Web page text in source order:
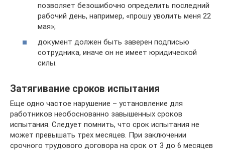
позволяет безошибочно определить последний
рабочий день, например, «прошу уволить меня 22
мая»;
документ должен быть заверен подписью
сотрудника, иначе он не имеет юридической
силы.
Затягивание сроков испытания
Еще одно частое нарушение – установление для
работников необоснованно завышенных сроков
испытания. Следует помнить, что срок испытания не
может превышать трех месяцев. При заключении
срочного трудового договора на срок от 3 до 6 месяцев